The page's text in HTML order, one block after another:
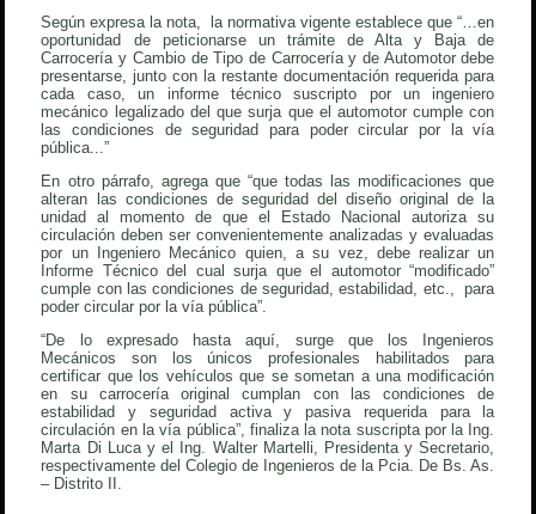
Según expresa la nota, la normativa vigente establece que “…en
oportunidad de peticionarse un trámite de Alta y Baja de
Carrocería y Cambio de Tipo de Carrocería y de Automotor debe
presentarse, junto con la restante documentación requerida para
cada caso, un informe técnico suscripto por un ingeniero
mecánico legalizado del que surja que el automotor cumple con
las condiciones de seguridad para poder circular por la vía
pública...”
En otro párrafo, agrega que “que todas las modificaciones que
alteran las condiciones de seguridad del diseño original de la
unidad al momento de que el Estado Nacional autoriza su
circulación deben ser convenientemente analizadas y evaluadas
por un Ingeniero Mecánico quien, a su vez, debe realizar un
Informe Técnico del cual surja que el automotor “modificado”
cumple con las condiciones de seguridad, estabilidad, etc., para
poder circular por la vía pública”.
“De lo expresado hasta aquí, surge que los Ingenieros
Mecánicos son los únicos profesionales habilitados para
certificar que los vehículos que se sometan a una modificación
en su carrocería original cumplan con las condiciones de
estabilidad y seguridad activa y pasiva requerida para la
circulación en la vía pública”, finaliza la nota suscripta por la Ing.
Marta Di Luca y el Ing. Walter Martelli, Presidenta y Secretario,
respectivamente del Colegio de Ingenieros de la Pcia. De Bs. As.
– Distrito II.